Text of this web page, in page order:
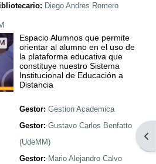
Diego Andres Romero
Espacio Alumnos que permite
orientar al alumno en el uso de
la plataforma educativa que
constituye nuestro Sistema
Institucional de Educación a
Distancia
Gestor:Gestion Academica
Gestor:Gustavo Carlos Benfatto
(UdeMM)
Gestor: Mario Alejandro Calvo